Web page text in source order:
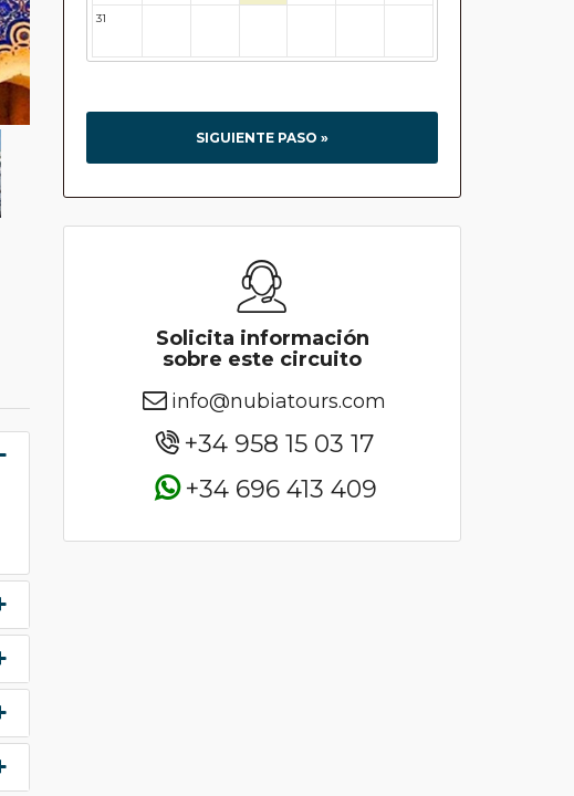
31
SIGUIENTE PASO »
Solicita información
sobre este circuito
info@nubiatours.com
+34 958 15 03 17
+34 696 413 409